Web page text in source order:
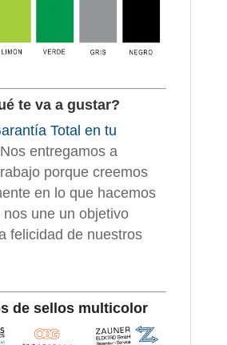
te va a gustar?
Total en tu
entregamos a
porque creemos
en lo que hacemos
nos une un objetivo
felicidad de nuestros
de sellos multicolor